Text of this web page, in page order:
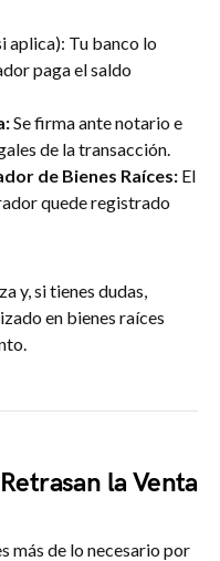
aplica): Tu banco lo
paga el saldo
Se firma ante notario e
de la transacción.
de Bienes Raíces: El
quede registrado
y, si tienes dudas,
en bienes raíces
la Venta
más de lo necesario por